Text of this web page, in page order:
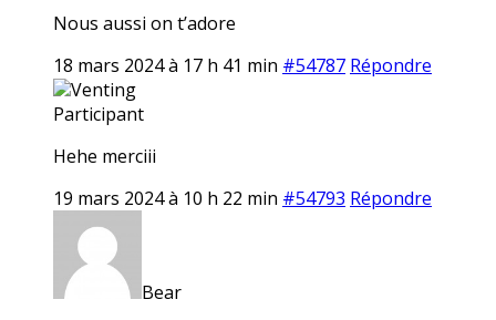
Nous aussi on t’adore
18 mars 2024 à 17 h 41 min #54787 Répondre
Venting
Participant
Hehe merciii
19 mars 2024 à 10 h 22 min #54793 Répondre
Bear